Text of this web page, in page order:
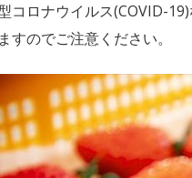
コロナウイルス(COVID-
すのでご注意ください。